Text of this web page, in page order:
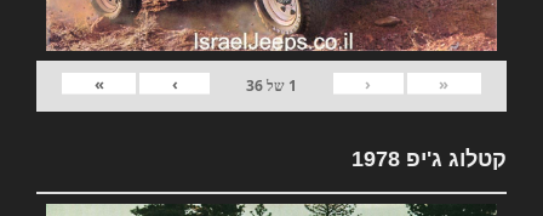
«
‹
1 של36
›
»
קטלוג ג'יפ 1978